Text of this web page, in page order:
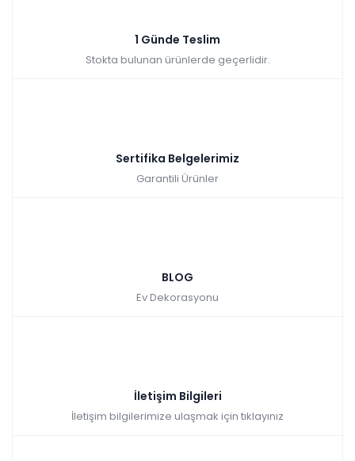
1 Günde Teslim
Stokta bulunan ürünlerde geçerlidir.
Sertifika Belgelerimiz
Garantili Ürünler
BLOG
Ev Dekorasyonu
İletişim Bilgileri
İletişim bilgilerimize ulaşmak için tıklayınız